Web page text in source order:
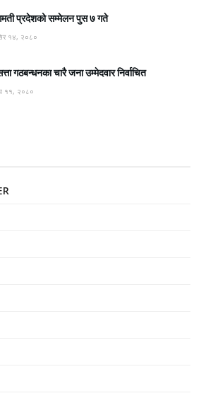
प्रदेशको सम्मेलन पुस ७ गते
१४, २०८०
गठबन्धनका चारै जना उम्मेदवार निर्वाचित
११, २०८०